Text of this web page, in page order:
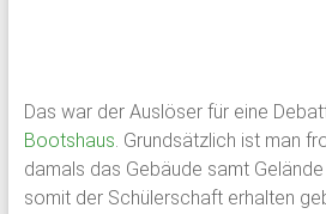
Das war der Auslöser für eine
Bootshaus. Grundsätzlich ist man
damals das Gebäude samt
somit der Schülerschaft erhalten